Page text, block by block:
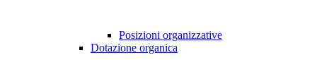
Posizioni organizzative
Dotazione organica